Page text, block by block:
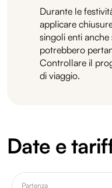
Durante le
applicare
singoli enti anche
potrebbero
Controllare il
di viaggio.
Date e
Partenza